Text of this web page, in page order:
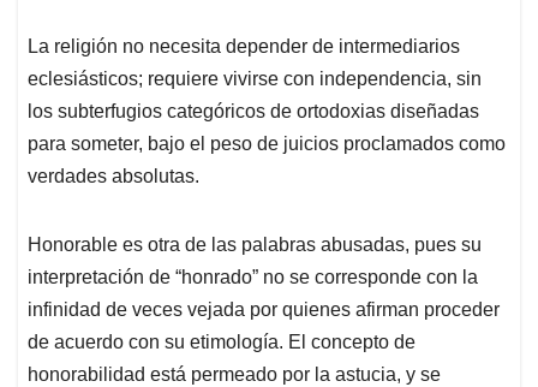
La religión no necesita depender de intermediarios
eclesiásticos; requiere vivirse con independencia, sin
los subterfugios categóricos de ortodoxias diseñadas
para someter, bajo el peso de juicios proclamados como
verdades absolutas.
Honorable es otra de las palabras abusadas, pues su
interpretación de “honrado” no se corresponde con la
infinidad de veces vejada por quienes afirman proceder
de acuerdo con su etimología. El concepto de
honorabilidad está permeado por la astucia, y se